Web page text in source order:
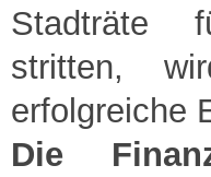
Stadträte
stritten,
erfolgreiche
Die